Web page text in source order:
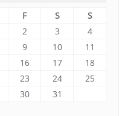
F S
S
2 3
4
9 10
11
16 17
18
23 24
25
30 31